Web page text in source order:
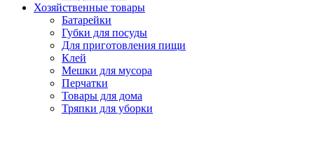
Хозяйственные товары
Батарейки
Губки для посуды
Для приготовления пищи
Клей
Мешки для мусора
Перчатки
Товары для дома
Тряпки для уборки